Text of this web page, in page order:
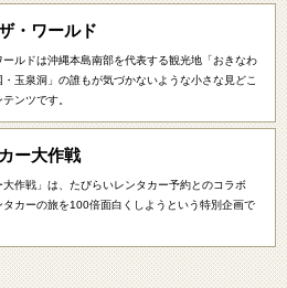
・ワールド
ールドは沖縄本島南部を代表する観光地「おきなわ
玉泉洞」の誰もが気づかないような小さな見どこ
ンツです。
ー大作戦
大作戦」は、たびらいレンタカー予約とのコラボ
タカーの旅を100倍面白くしようという特別企画で